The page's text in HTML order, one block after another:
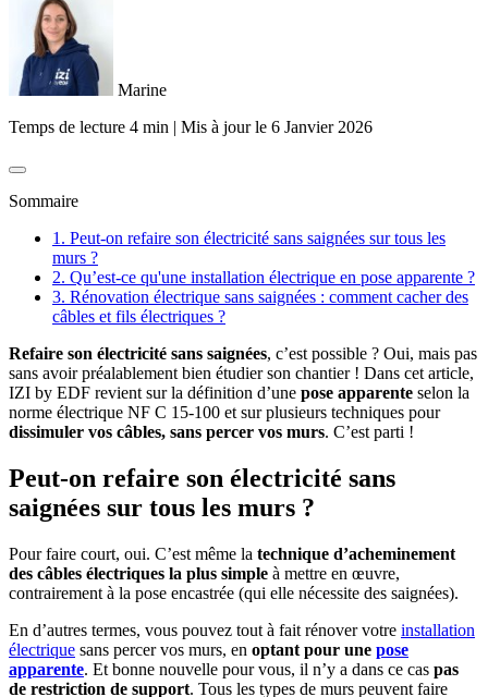
Marine
Temps de lecture 4 min | Mis à jour le 6 Janvier 2026
Sommaire
1. Peut-on refaire son électricité sans saignées sur tous les
murs ?
2. Qu’est-ce qu'une installation électrique en pose apparente ?
3. Rénovation électrique sans saignées : comment cacher des
câbles et fils électriques ?
Refaire son électricité sans saignées, c’est possible ? Oui, mais pas
sans avoir préalablement bien étudier son chantier ! Dans cet article,
IZI by EDF revient sur la définition d’une pose apparente selon la
norme électrique NF C 15-100 et sur plusieurs techniques pour
dissimuler vos câbles, sans percer vos murs. C’est parti !
Peut-on refaire son électricité sans
saignées sur tous les murs ?
Pour faire court, oui. C’est même la technique d’acheminement
des câbles électriques la plus simple à mettre en œuvre,
contrairement à la pose encastrée (qui elle nécessite des saignées).
En d’autres termes, vous pouvez tout à fait rénover votre installation
électrique sans percer vos murs, en optant pour une pose
apparente. Et bonne nouvelle pour vous, il n’y a dans ce cas pas
de restriction de support. Tous les types de murs peuvent faire